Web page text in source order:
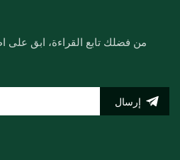
من فضلك تابع القراءة، ابق
إرسال